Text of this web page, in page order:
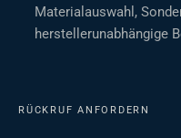
Materialauswahl,
herstellerunabhängige
RÜCKRUF ANFORDERN